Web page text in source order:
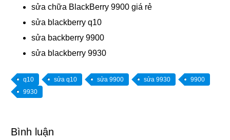
sửa chữa BlackBerry 9900 giá rẻ
sửa blackberry q10
sửa backberry 9900
sửa blackberry 9930
q10 sửa q10 sửa 9900 sửa 9930
9900
9930
Bình luận